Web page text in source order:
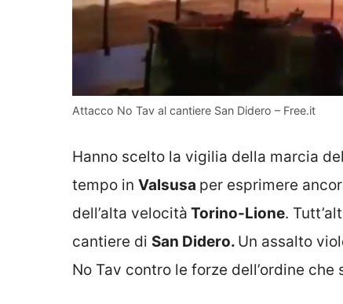
Attacco No Tav al cantiere San Didero – Free.it
Hanno scelto la vigilia della marcia
tempo in Valsusa per esprimere
dell’alta velocità Torino-Lione.
cantiere di San Didero. Un assalto
No Tav contro le forze dell’ordine